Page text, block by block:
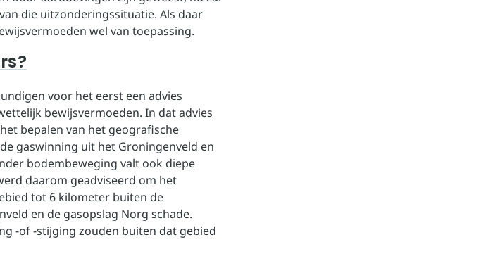
die uitzonderingssituatie. Als daar
wel van toepassing.
voor het eerst een advies
bewijsvermoeden. In dat advies
bepalen van het geografische
gaswinning uit het Groningenveld en
bodembeweging valt ook diepe
daarom geadviseerd om het
tot 6 kilometer buiten de
en de gasopslag Norg schade.
-of -stijging zouden buiten dat gebied